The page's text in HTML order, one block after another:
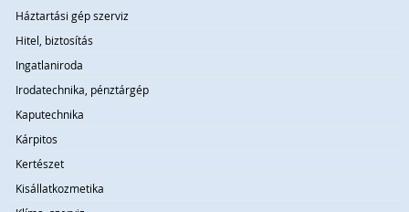
Háztartási gép szerviz
Hitel, biztosítás
Ingatlaniroda
Irodatechnika, pénztárgép
Kaputechnika
Kárpitos
Kertészet
Kisállatkozmetika